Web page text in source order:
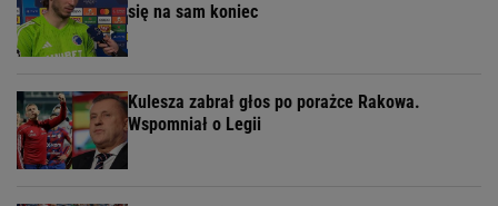
się na sam koniec
Kulesza zabrał głos po porażce Rakowa.
Wspomniał o Legii